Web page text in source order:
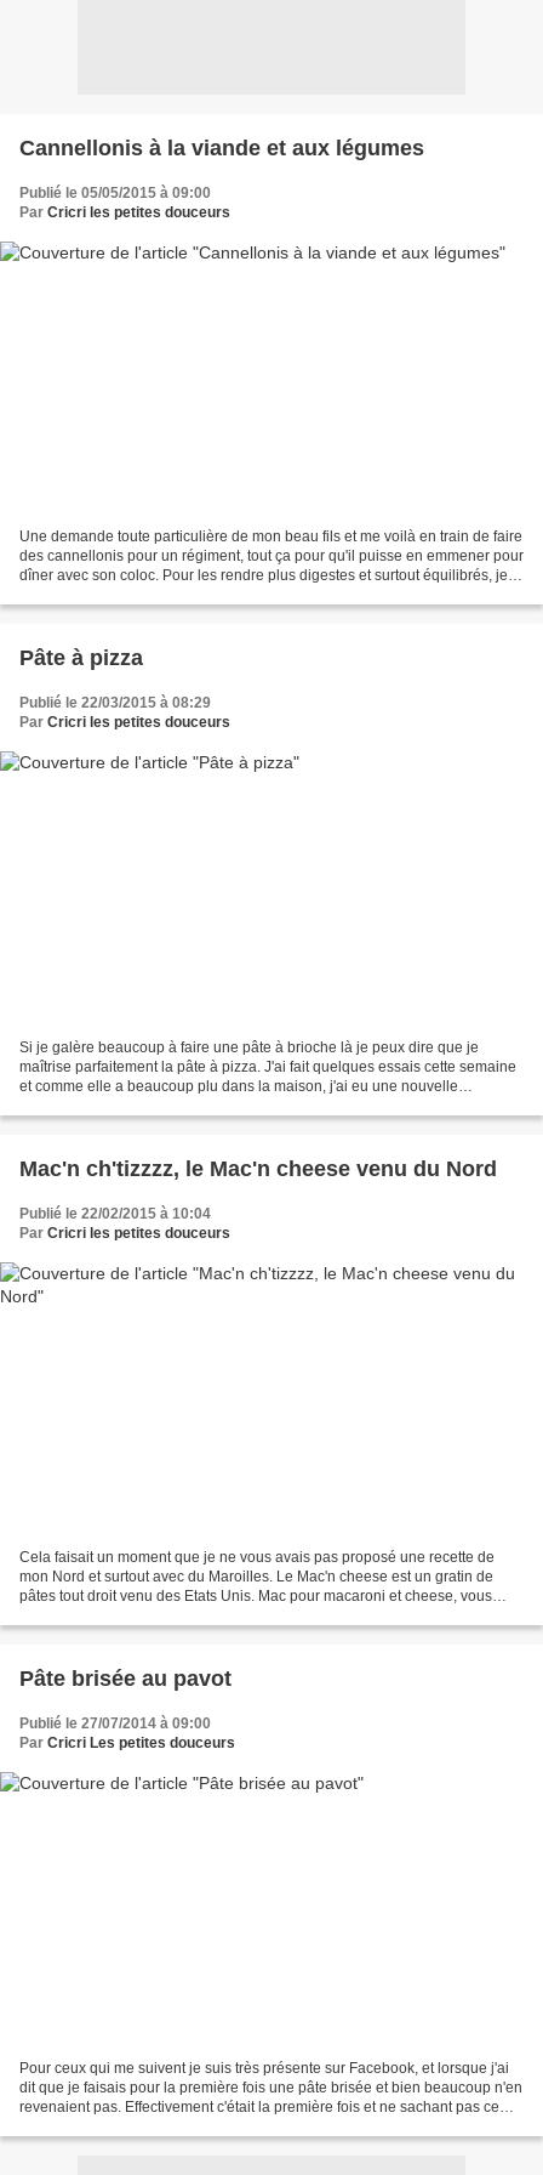
Cannellonis à la viande et aux légumes
Publié le 05/05/2015 à 09:00
Par Cricri les petites douceurs
Une demande toute particulière de mon beau fils et me voilà en train de faire
des cannellonis pour un régiment, tout ça pour qu'il puisse en emmener pour
dîner avec son coloc. Pour les rendre plus digestes et surtout équilibrés, je
Pâte à pizza
Publié le 22/03/2015 à 08:29
Par Cricri les petites douceurs
Si je galère beaucoup à faire une pâte à brioche là je peux dire que je
maîtrise parfaitement la pâte à pizza. J'ai fait quelques essais cette semaine
et comme elle a beaucoup plu dans la maison, j'ai eu une nouvelle
Mac'n ch'tizzzz, le Mac'n cheese venu du Nord
Publié le 22/02/2015 à 10:04
Par Cricri les petites douceurs
Cela faisait un moment que je ne vous avais pas proposé une recette de
mon Nord et surtout avec du Maroilles. Le Mac'n cheese est un gratin de
pâtes tout droit venu des Etats Unis. Mac pour macaroni et cheese, vous
Pâte brisée au pavot
Publié le 27/07/2014 à 09:00
Par Cricri Les petites douceurs
Pour ceux qui me suivent je suis très présente sur Facebook, et lorsque j'ai
dit que je faisais pour la première fois une pâte brisée et bien beaucoup n'en
revenaient pas. Effectivement c'était la première fois et ne sachant pas ce